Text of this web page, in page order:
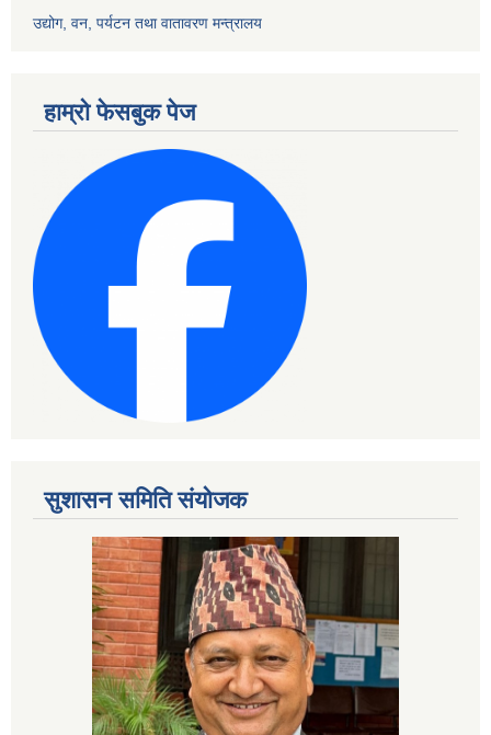
उद्योग, वन, पर्यटन तथा वातावरण मन्त्रालय
हाम्रो फेसबुक पेज
सुशासन समिति संयोजक